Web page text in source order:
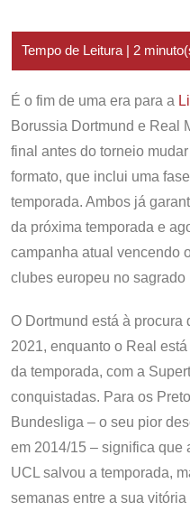
É o fim de uma era para a
Borussia Dortmund e Real
final antes do torneio
formato, que inclui uma
temporada. Ambos já
da próxima temporada e
campanha atual vencendo
clubes europeu no sagrado
O Dortmund está à procura
2021, enquanto o Real
da temporada, com a
conquistadas. Para os
Bundesliga – o seu pior
em 2014/15 – significa que
UCL salvou a temporada,
semanas entre a sua